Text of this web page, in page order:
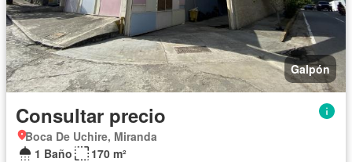
Galpón
Consultar precio
Boca De Uchire, Miranda
1 Baño
170 m²